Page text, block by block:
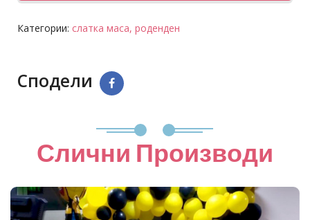
Категории: слатка маса,роденден
Сподели
Слични Производи